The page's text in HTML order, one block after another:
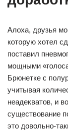
Алоха, друзья
которую хотел
поставил
мощными
Брюнетке с
учитывая
неадекватов, и
существование
это довольно-